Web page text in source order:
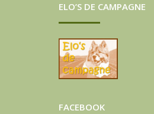
ELO’S DE CAMPAGNE
FACEBOOK